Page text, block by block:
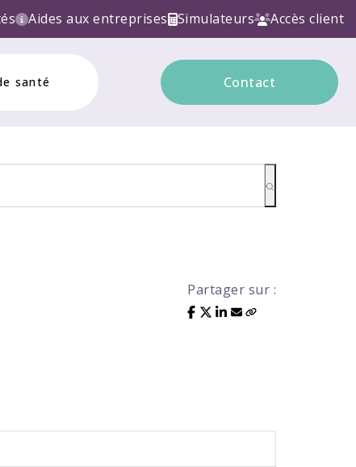
! Contactez nous!
Aides aux entreprises Simulateurs Accès client
santé Contact
Partager sur :